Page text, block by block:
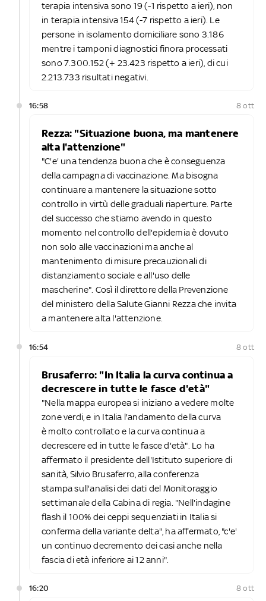
terapia intensiva sono 19 (-1 rispetto a ieri), non
in terapia intensiva 154 (-7 rispetto a ieri). Le
persone in isolamento domiciliare sono 3.186
mentre i tamponi diagnostici finora processati
sono 7.300.152 (+ 23.423 rispetto a ieri), di cui
2.213.733 risultati negativi.
16:58 8 ott
Rezza: "Situazione buona, ma mantenere
alta l'attenzione"
"C'e' una tendenza buona che è conseguenza
della campagna di vaccinazione. Ma bisogna
continuare a mantenere la situazione sotto
controllo in virtù delle graduali riaperture. Parte
del successo che stiamo avendo in questo
momento nel controllo dell'epidemia è dovuto
non solo alle vaccinazioni ma anche al
mantenimento di misure precauzionali di
distanziamento sociale e all'uso delle
mascherine". Così il direttore della Prevenzione
del ministero della Salute Gianni Rezza che invita
a mantenere alta l'attenzione.
16:54 8 ott
Brusaferro: "In Italia la curva continua a
decrescere in tutte le fasce d'età"
"Nella mappa europea si iniziano a vedere molte
zone verdi, e in Italia l'andamento della curva
è molto controllato e la curva continua a
decrescere ed in tutte le fasce d'età". Lo ha
affermato il presidente dell'Istituto superiore di
sanità, Silvio Brusaferro, alla conferenza
stampa sull'analisi dei dati del Monitoraggio
settimanale della Cabina di regia. "Nell'indagine
flash il 100% dei ceppi sequenziati in Italia si
conferma della variante delta", ha affermato, "c'e'
un continuo decremento dei casi anche nella
fascia di età inferiore ai 12 anni".
16:20 8 ott